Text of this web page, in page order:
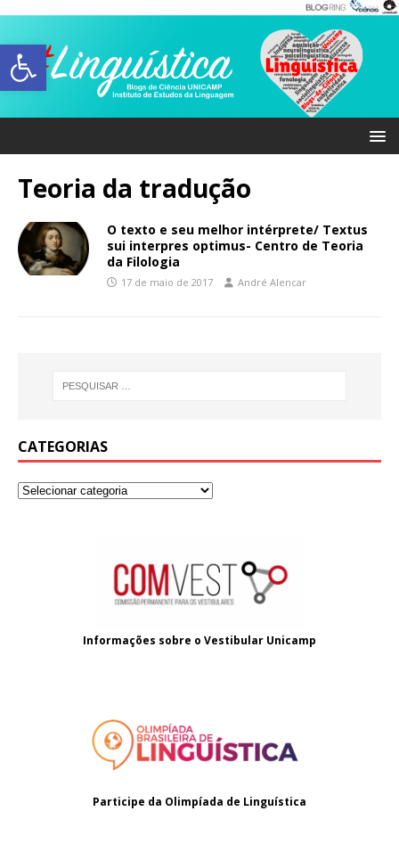
Abrir a barra de ferramentas
Teoria da tradução
O texto e seu melhor intérprete/ Textus
sui interpres optimus- Centro de Teoria
da Filologia
17 de maio de 2017 André Alencar
CATEGORIAS
Informações sobre o Vestibular Unicamp
Participe da Olimpíada de Linguística